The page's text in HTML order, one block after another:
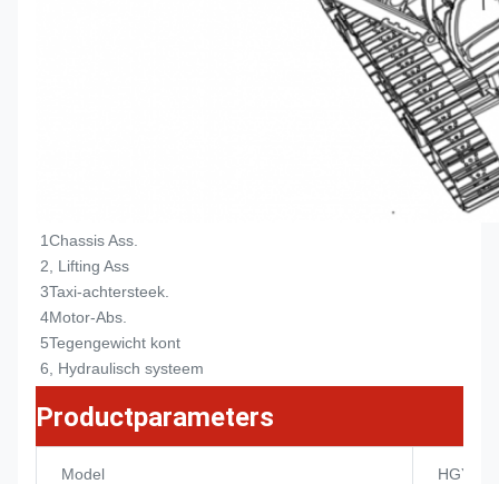
1Chassis Ass.
2, Lifting Ass
3Taxi-achtersteek.
4Motor-Abs.
5Tegengewicht kont
6, Hydraulisch systeem
Productparameters
Model HGY20